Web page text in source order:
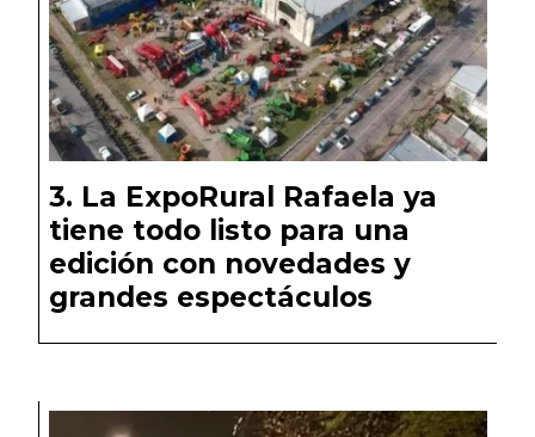
La ExpoRural Rafaela ya
tiene todo listo para una
edición con novedades y
grandes espectáculos